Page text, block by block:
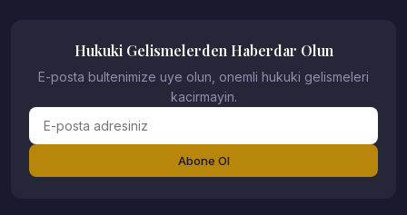
Hukuki Gelismelerden Haberdar Olun
E-posta bultenimize uye olun, onemli hukuki gelismeleri
kacirmayin.
Abone Ol